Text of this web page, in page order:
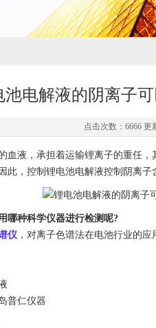
池电解液的阴离子
点击次数：6666 更
血液，承担着运输锂离子的重任
因此，控制锂电池电解液控制阴离子
哪种科学仪器进行检测呢?
仪 ，对离子色谱法在电池行业的
普仁仪器